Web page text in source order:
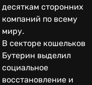
десяткам сторонних
компаний по всему
миру.
В секторе кошельков
Бутерин выделил
социальное
восстановление и